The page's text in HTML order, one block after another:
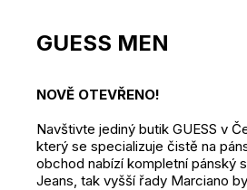
GUESS MEN
NOVĚ OTEVŘENO!
Navštivte jediný butik GUESS v
který se specializuje čistě na
obchod nabízí kompletní pánský
Jeans, tak vyšší řady Marciano by